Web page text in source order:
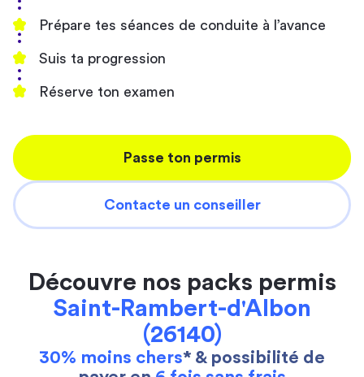
Prépare tes séances de conduite à l’avance
Suis ta progression
Réserve ton examen
Passe ton permis
Contacte un conseiller
Découvre nos packs permis
Saint-Rambert-d'Albon
(26140)
30% moins chers* & possibilité de